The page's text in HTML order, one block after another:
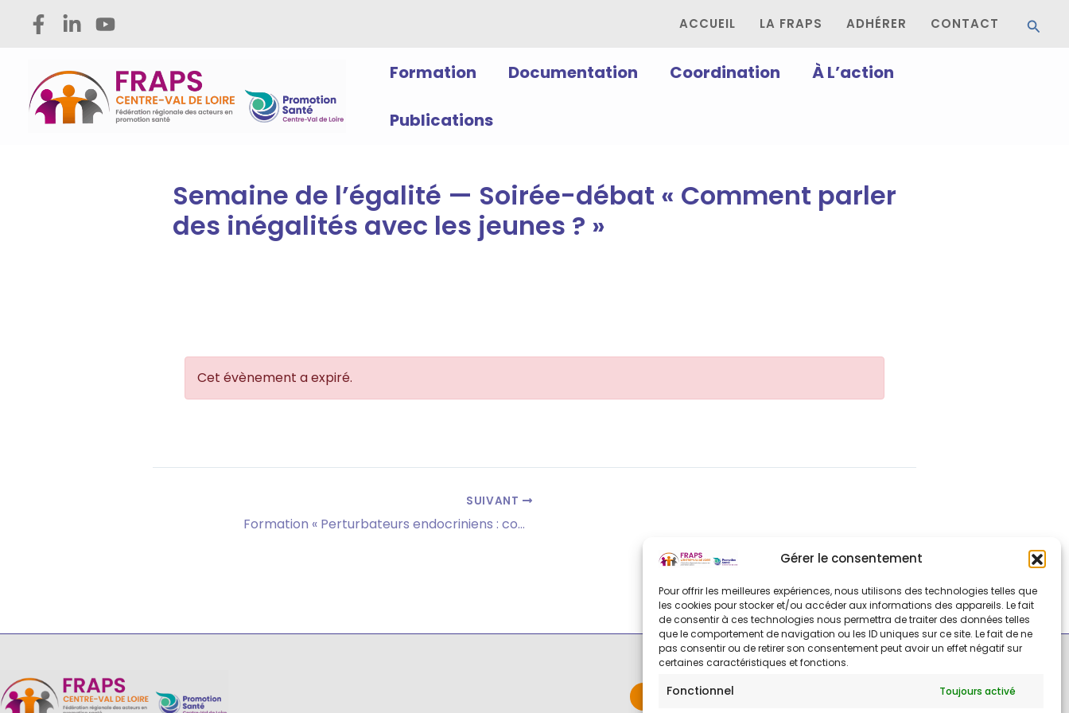
Gérer le consentement
Pour offrir les meilleures expériences, nous utilisons des technologies telles que
les cookies pour stocker et/ou accéder aux informations des appareils. Le fait
de consentir à ces technologies nous permettra de traiter des données telles
que le comportement de navigation ou les ID uniques sur ce site. Le fait de ne
pas consentir ou de retirer son consentement peut avoir un effet négatif sur
certaines caractéristiques et fonctions.
Fonctionnel Toujours activé
ACCUEIL LA FRAPS ADHÉRER CONTACT
Formation Documentation Coordination À L’action
Publications
Semaine de l’égalité — Soirée-débat « Comment parler
des inégalités avec les jeunes ? »
Cet évènement a expiré.
SUIVANT
Formation « Perturbateurs endocriniens : comment agir dans ma structure ? »
Contact